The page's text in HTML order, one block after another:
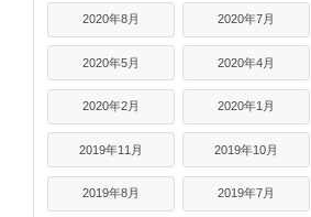
2020年8月 2020年7月
2020年5月 2020年4月
2020年2月 2020年1月
2019年11月 2019年10月
2019年8月 2019年7月